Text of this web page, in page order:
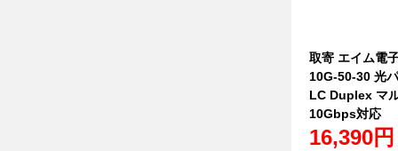
取寄 エイム電
10G-50-30 光
LC Duplex マ
10Gbps対応
16,390円